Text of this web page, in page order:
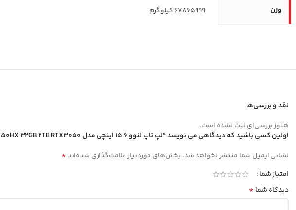
وزن 67865999 کیلوگرم
نقد و بررسی‌ها
هنوز بررسی‌ای ثبت نشده است.
اولین کسی باشید که دیدگاهی می نویسد “لپ تاپ لنوو 15.6 اینچی مدل LOQ i5 12450HX 32GB 2TB RTX3050”
نشانی ایمیل شما منتشر نخواهد شد. بخش‌های موردنیاز علامت‌گذاری شده‌اند*
امتیاز شما
دیدگاه شما *